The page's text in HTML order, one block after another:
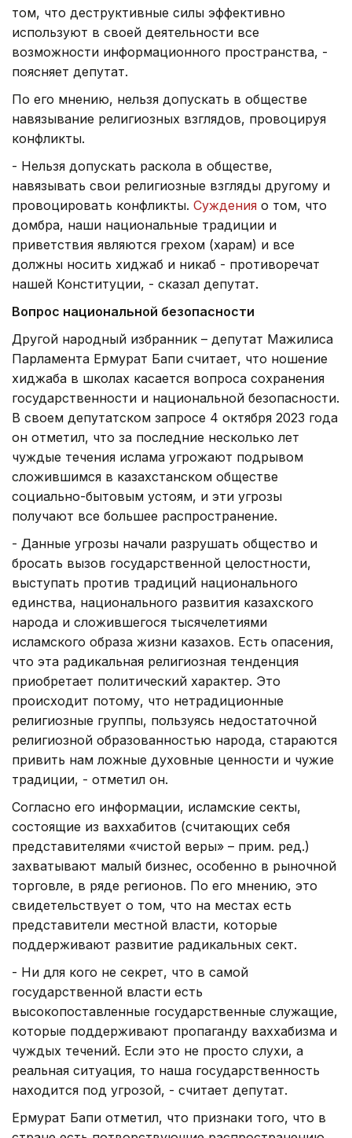
том, что деструктивные силы эффективно
используют в своей деятельности все
возможности информационного пространства, -
поясняет депутат.
По его мнению, нельзя допускать в обществе
навязывание религиозных взглядов, провоцируя
конфликты.
- Нельзя допускать раскола в обществе,
навязывать свои религиозные взгляды другому и
провоцировать конфликты. Суждения о том, что
домбра, наши национальные традиции и
приветствия являются грехом (харам) и все
должны носить хиджаб и никаб - противоречат
нашей Конституции, - сказал депутат.
Вопрос национальной безопасности
Другой народный избранник – депутат Мажилиса
Парламента Ермурат Бапи считает, что ношение
хиджаба в школах касается вопроса сохранения
государственности и национальной безопасности.
В своем депутатском запросе 4 октября 2023 года
он отметил, что за последние несколько лет
чуждые течения ислама угрожают подрывом
сложившимся в казахстанском обществе
социально-бытовым устоям, и эти угрозы
получают все большее распространение.
- Данные угрозы начали разрушать общество и
бросать вызов государственной целостности,
выступать против традиций национального
единства, национального развития казахского
народа и сложившегося тысячелетиями
исламского образа жизни казахов. Есть опасения,
что эта радикальная религиозная тенденция
приобретает политический характер. Это
происходит потому, что нетрадиционные
религиозные группы, пользуясь недостаточной
религиозной образованностью народа, стараются
привить нам ложные духовные ценности и чужие
традиции, - отметил он.
Согласно его информации, исламские секты,
состоящие из ваххабитов (считающих себя
представителями «чистой веры» – прим. ред.)
захватывают малый бизнес, особенно в рыночной
торговле, в ряде регионов. По его мнению, это
свидетельствует о том, что на местах есть
представители местной власти, которые
поддерживают развитие радикальных сект.
- Ни для кого не секрет, что в самой
государственной власти есть
высокопоставленные государственные служащие,
которые поддерживают пропаганду ваххабизма и
чуждых течений. Если это не просто слухи, а
реальная ситуация, то наша государственность
находится под угрозой, - считает депутат.
Ермурат Бапи отметил, что признаки того, что в